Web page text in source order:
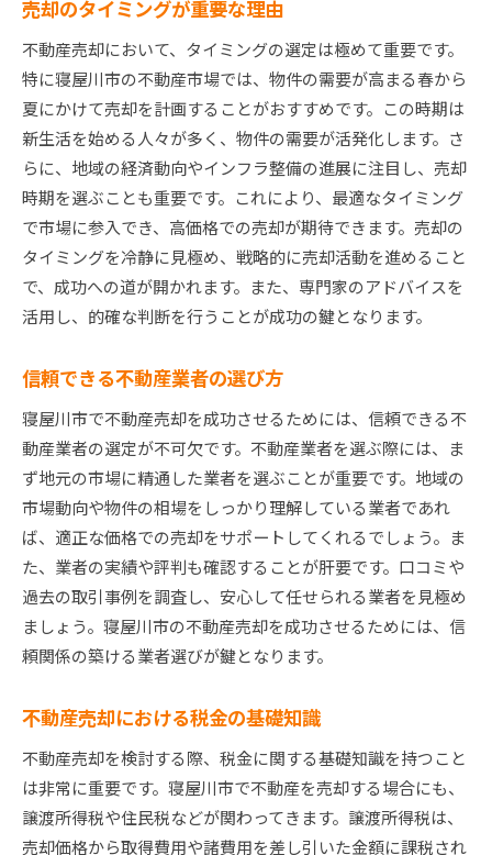
売却までのスケジュール管理法
購入希望者を逃さないための工夫
契約書に含めるべき重要項目
不動産業者との効果的なコミュニケーション
売却後のアフターフォローのポイント
トラブルを未然に防ぐための準備
寝屋川市で不動産を売却する際のよくある質問と答
え
売却にかかる費用はどのくらい？
手続きの流れと必要な書類
物件の価格査定はどう行う？
売却時期の選び方のコツ
売却後の税金対策について
売却のタイミングが重要な理由
不動産売却において、タイミングの選定は極めて重要です。
特に寝屋川市の不動産市場では、物件の需要が高まる春から
夏にかけて売却を計画することがおすすめです。この時期は
新生活を始める人々が多く、物件の需要が活発化します。さ
らに、地域の経済動向やインフラ整備の進展に注目し、売却
時期を選ぶことも重要です。これにより、最適なタイミング
で市場に参入でき、高価格での売却が期待できます。売却の
タイミングを冷静に見極め、戦略的に売却活動を進めること
で、成功への道が開かれます。また、専門家のアドバイスを
活用し、的確な判断を行うことが成功の鍵となります。
信頼できる不動産業者の選び方
寝屋川市で不動産売却を成功させるためには、信頼できる不
動産業者の選定が不可欠です。不動産業者を選ぶ際には、ま
ず地元の市場に精通した業者を選ぶことが重要です。地域の
市場動向や物件の相場をしっかり理解している業者であれ
ば、適正な価格での売却をサポートしてくれるでしょう。ま
た、業者の実績や評判も確認することが肝要です。口コミや
過去の取引事例を調査し、安心して任せられる業者を見極め
ましょう。寝屋川市の不動産売却を成功させるためには、信
頼関係の築ける業者選びが鍵となります。
不動産売却における税金の基礎知識
不動産売却を検討する際、税金に関する基礎知識を持つこと
は非常に重要です。寝屋川市で不動産を売却する場合にも、
譲渡所得税や住民税などが関わってきます。譲渡所得税は、
売却価格から取得費用や諸費用を差し引いた金額に課税され